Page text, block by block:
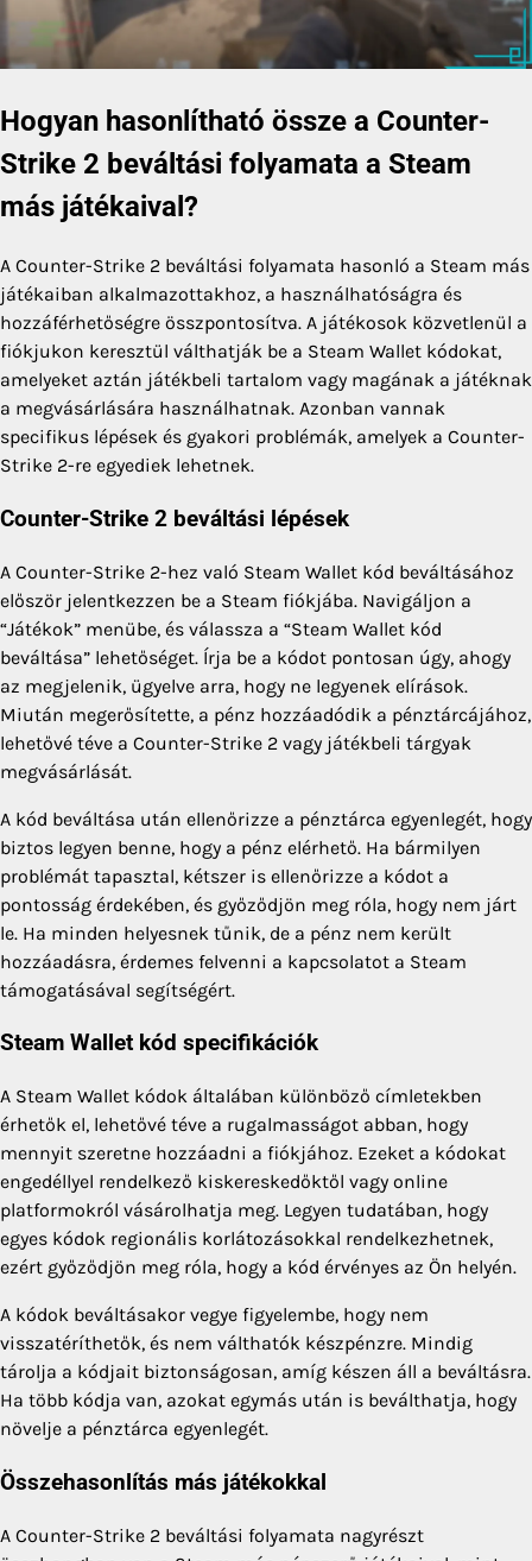
Hogyan hasonlítható össze a Counter-
Strike 2 beváltási folyamata a Steam
más játékaival?
A Counter-Strike 2 beváltási folyamata hasonló a Steam más
játékaiban alkalmazottakhoz, a használhatóságra és
hozzáférhetőségre összpontosítva. A játékosok közvetlenül a
fiókjukon keresztül válthatják be a Steam Wallet kódokat,
amelyeket aztán játékbeli tartalom vagy magának a játéknak
a megvásárlására használhatnak. Azonban vannak
specifikus lépések és gyakori problémák, amelyek a Counter-
Strike 2-re egyediek lehetnek.
Counter-Strike 2 beváltási lépések
A Counter-Strike 2-hez való Steam Wallet kód beváltásához
először jelentkezzen be a Steam fiókjába. Navigáljon a
“Játékok” menübe, és válassza a “Steam Wallet kód
beváltása” lehetőséget. Írja be a kódot pontosan úgy, ahogy
az megjelenik, ügyelve arra, hogy ne legyenek elírások.
Miután megerősítette, a pénz hozzáadódik a pénztárcájához,
lehetővé téve a Counter-Strike 2 vagy játékbeli tárgyak
megvásárlását.
A kód beváltása után ellenőrizze a pénztárca egyenlegét, hogy
biztos legyen benne, hogy a pénz elérhető. Ha bármilyen
problémát tapasztal, kétszer is ellenőrizze a kódot a
pontosság érdekében, és győződjön meg róla, hogy nem járt
le. Ha minden helyesnek tűnik, de a pénz nem került
hozzáadásra, érdemes felvenni a kapcsolatot a Steam
támogatásával segítségért.
Steam Wallet kód specifikációk
A Steam Wallet kódok általában különböző címletekben
érhetők el, lehetővé téve a rugalmasságot abban, hogy
mennyit szeretne hozzáadni a fiókjához. Ezeket a kódokat
engedéllyel rendelkező kiskereskedőktől vagy online
platformokról vásárolhatja meg. Legyen tudatában, hogy
egyes kódok regionális korlátozásokkal rendelkezhetnek,
ezért győződjön meg róla, hogy a kód érvényes az Ön helyén.
A kódok beváltásakor vegye figyelembe, hogy nem
visszatéríthetők, és nem válthatók készpénzre. Mindig
tárolja a kódjait biztonságosan, amíg készen áll a beváltásra.
Ha több kódja van, azokat egymás után is beválthatja, hogy
növelje a pénztárca egyenlegét.
Összehasonlítás más játékokkal
A Counter-Strike 2 beváltási folyamata nagyrészt